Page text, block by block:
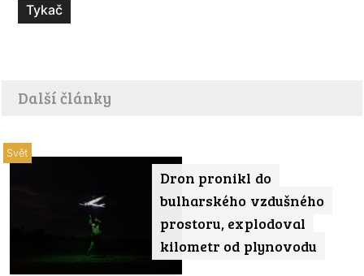
Tykač
Další články
Dron pronikl do
bulharského vzdušného
prostoru, explodoval
kilometr od plynovodu
Svět